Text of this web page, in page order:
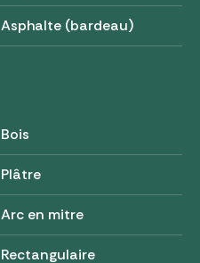
Asphalte (bardeau)
Bois
Plâtre
Arc en mitre
Rectangulaire